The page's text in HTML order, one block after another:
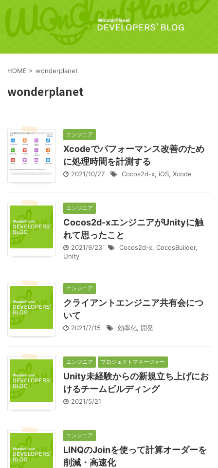
HOME > wonderplanet
wonderplanet
エンジニア
Xcodeでパフォーマンス改善のため
に処理時間を計測する
2021/10/27 Cocos2d-x, iOS, Xcode
エンジニア
Cocos2d-xエンジニアがUnityに触
れて思ったこと
2021/9/23 Cocos2d-x, CocosBuilder,
Unity
エンジニア
クライアントエンジニア共有会につ
いて
2021/7/15 効率化, 開発
エンジニア プロジェクトマネージャー
Unity未経験からの新規立ち上げにお
けるチームビルディング
2021/5/21
エンジニア
LINQのJoinを使って計算オーダーを
削減・高速化